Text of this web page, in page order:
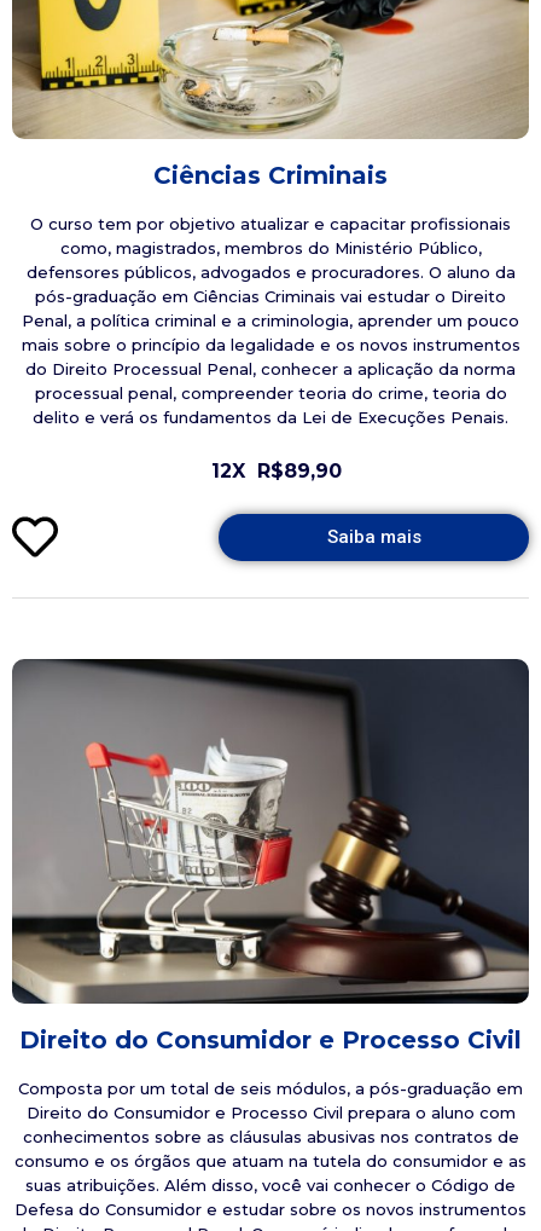
Ciências Criminais
O curso tem por objetivo atualizar e capacitar profissionais
como, magistrados, membros do Ministério Público,
defensores públicos, advogados e procuradores. O aluno da
pós-graduação em Ciências Criminais vai estudar o Direito
Penal, a política criminal e a criminologia, aprender um pouco
mais sobre o princípio da legalidade e os novos instrumentos
do Direito Processual Penal, conhecer a aplicação da norma
processual penal, compreender teoria do crime, teoria do
delito e verá os fundamentos da Lei de Execuções Penais.
12X R$89,90
Saiba mais
Direito do Consumidor e Processo Civil
Composta por um total de seis módulos, a pós-graduação em
Direito do Consumidor e Processo Civil prepara o aluno com
conhecimentos sobre as cláusulas abusivas nos contratos de
consumo e os órgãos que atuam na tutela do consumidor e as
suas atribuições. Além disso, você vai conhecer o Código de
Defesa do Consumidor e estudar sobre os novos instrumentos